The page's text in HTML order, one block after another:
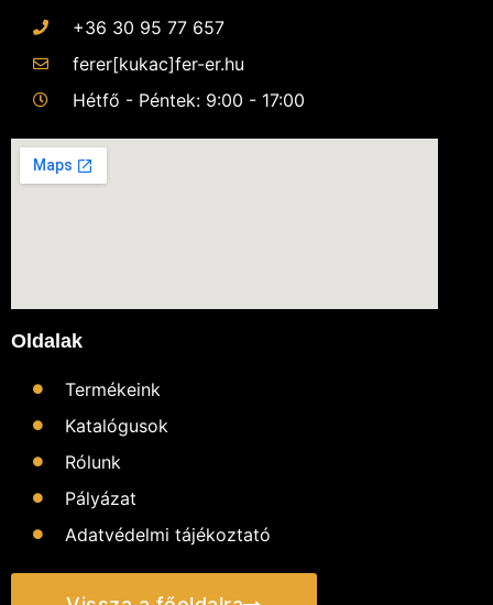
+36 30 95 77 657
ferer[kukac]fer-er.hu
Hétfő - Péntek: 9:00 - 17:00
Oldalak
Termékeink
Katalógusok
Rólunk
Pályázat
Adatvédelmi tájékoztató